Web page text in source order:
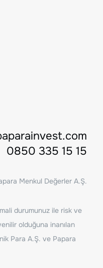
0850 335 15 15
Menkul Değerler A.Ş.
durumunuz ile risk ve
olduğuna inanılan
Para A.Ş. ve Papara